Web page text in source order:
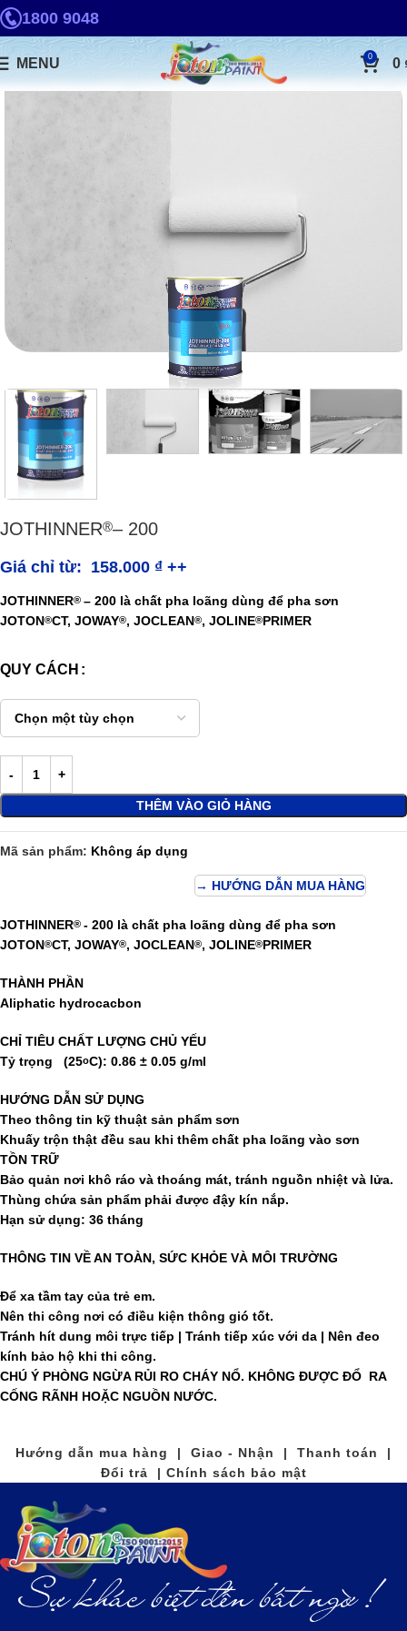
1800 9048
MENU 0 0
JOTHINNER®– 200
Giá chỉ từ: 158.000 ₫ ++
JOTHINNER® – 200 là chất pha loãng dùng để pha sơn
JOTON®CT, JOWAY®, JOCLEAN®, JOLINE®PRIMER
QUY CÁCH
THÊM VÀO GIỎ HÀNG
Mã sản phẩm: Không áp dụng
→ HƯỚNG DẪN MUA HÀNG
JOTHINNER® - 200 là chất pha loãng dùng để pha sơn
JOTON®CT, JOWAY®, JOCLEAN®, JOLINE®PRIMER
THÀNH PHẦN
Aliphatic hydrocacbon
CHỈ TIÊU CHẤT LƯỢNG CHỦ YẾU
Tỷ trọng (25oC): 0.86 ± 0.05 g/ml
HƯỚNG DẪN SỬ DỤNG
Theo thông tin kỹ thuật sản phẩm sơn
Khuấy trộn thật đều sau khi thêm chất pha loãng vào sơn
TỒN TRỮ
Bảo quản nơi khô ráo và thoáng mát, tránh nguồn nhiệt và lửa.
Thùng chứa sản phẩm phải được đậy kín nắp.
Hạn sử dụng: 36 tháng
THÔNG TIN VỀ AN TOÀN, SỨC KHỎE VÀ MÔI TRƯỜNG
Để xa tầm tay của trẻ em.
Nên thi công nơi có điều kiện thông gió tốt.
Tránh hít dung môi trực tiếp | Tránh tiếp xúc với da | Nên đeo
kính bảo hộ khi thi công.
CHÚ Ý PHÒNG NGỪA RỦI RO CHÁY NỔ. KHÔNG ĐƯỢC ĐỔ RA
CỐNG RÃNH HOẶC NGUỒN NƯỚC.
Hướng dẫn mua hàng | Giao - Nhận | Thanh toán |
Đổi trả | Chính sách bảo mật